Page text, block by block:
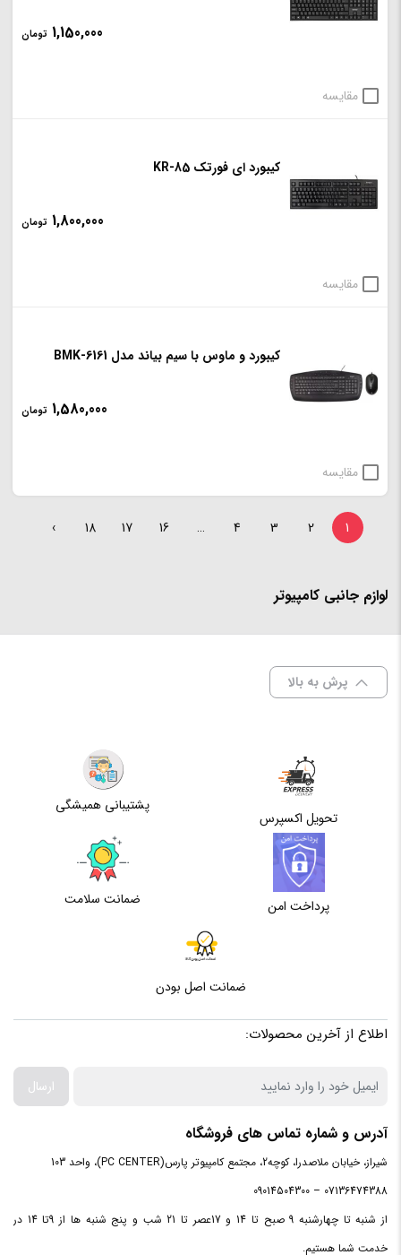
1,150,000 تومان
مقایسه
کیبورد ای فورتک KR-85
1,800,000 تومان
مقایسه
کیبورد و ماوس با سیم بیاند مدل BMK-6161
1,580,000 تومان
مقایسه
1
2
3
4
…
16
17
18
›
لوازم جانبی کامپیوتر
پرش به بالا
تحویل اکسپرس
پشتیبانی همیشگی
پرداخت امن ضمانت سلامت
ضمانت اصل بودن
اطلاع از آخرین محصولات:
ارسال
آدرس و شماره تماس های فروشگاه
شیراز، خیابان ملاصدرا، کوچه2، مجتمع کامپیوتر پارس(PC CENTER)، واحد 103
07136474388 – 09014504300
از شنبه تا چهارشنبه 9 صبح تا 14 و 17عصر تا 21 شب و پنج شنبه ها از 9تا 14 در
خدمت شما هستیم.